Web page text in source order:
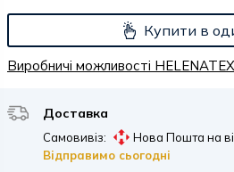
Купити в
Виробничі можливості HELENATEX
Доставка
Самовивіз:
Нова Пошта на
Відправимо сьогодні